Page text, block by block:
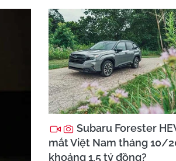
Subaru Forester
mắt Việt Nam tháng 10/
khoảng 1,5 tỷ đồng?